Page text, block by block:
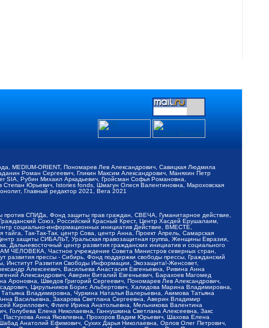
MEDIUM-ORIENT, Пономарев Лев Александрович, Савицкая Людмила
Роман Сергеевич, Гликин Максим Александрович, Маняхин Петр
Рубин Михаил Аркадьевич, Гройсман Софья Романовна,
Юрьевич, Istories fonds, Шмагун Олеся Валентиновна, Мароховская
Главный редактор 2021, Вега 2021
СПИДа, Фонд защиты прав граждан, СВЕЧА, Гуманитарное действие,
Союз, Российский Красный Крест, Центр Хасдей Ерушалаим,
социально-информационных инициатив Действие, ВМЕСТЕ,
Так-Так-Так, центр Сова, центр Анна, Проект Апрель, Самарская
защиты СИБАЛЬТ, Уральская правозащитная группа, Женщины Евразии,
Дальневосточный центр развития гражданских инициатив и социального
ЧЕЛОВЕКА, Частное учреждение Совета Министров северных стран,
прессы - Сибирь, Фонд поддержки свободы прессы, Гражданский
Институт Развития Свободы Информации, Экозащита!-Женсовет,
Алексеевич, Васильева Анастасия Евгеньевна, Ривина Анна
Александрович, Аверин Виталий Евгеньевич, Барахоев Магомед
Шведов Григорий Сергеевич, Пономарев Лев Александрович,
Цирульников Борис Альбертович, Халидова Марина Владимировна,
Владимировна, Чуркина Наталья Валерьевна, Акимова Татьяна
Васильевна, Захарова Светлана Сергеевна, Аверин Владимир
Кириллович, Флиге Ирина Анатольевна, Мельникова Валентина
Елена Николаевна, Ганнушкина Светлана Алексеевна, Закс
Анна Яковлевна, Прохоров Вадим Юрьевич, Шахова Елена
Анатолий Ефимович, Сухих Дарья Николаевна, Орлов Олег Петрович,